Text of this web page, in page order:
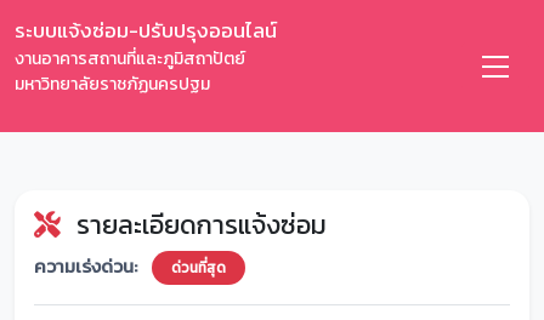
ระบบแจ้งซ่อม-ปรับปรุงออนไลน์
งานอาคารสถานที่และภูมิสถาปัตย์
มหาวิทยาลัยราชภัฏนครปฐม
รายละเอียดการแจ้งซ่อม
ความเร่งด่วน: ด่วนที่สุด